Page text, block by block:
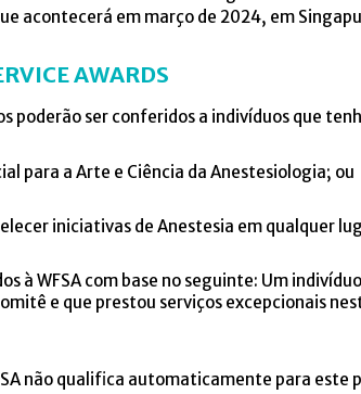
acontecerá em março de 2024, em
AWARDS
poderão ser conferidos a indivíduos que
para a Arte e Ciência da Anestesiologia; ou
iniciativas de Anestesia em qualquer
à WFSA com base no seguinte: Um
e que prestou serviços excepcionais
não qualifica automaticamente para este